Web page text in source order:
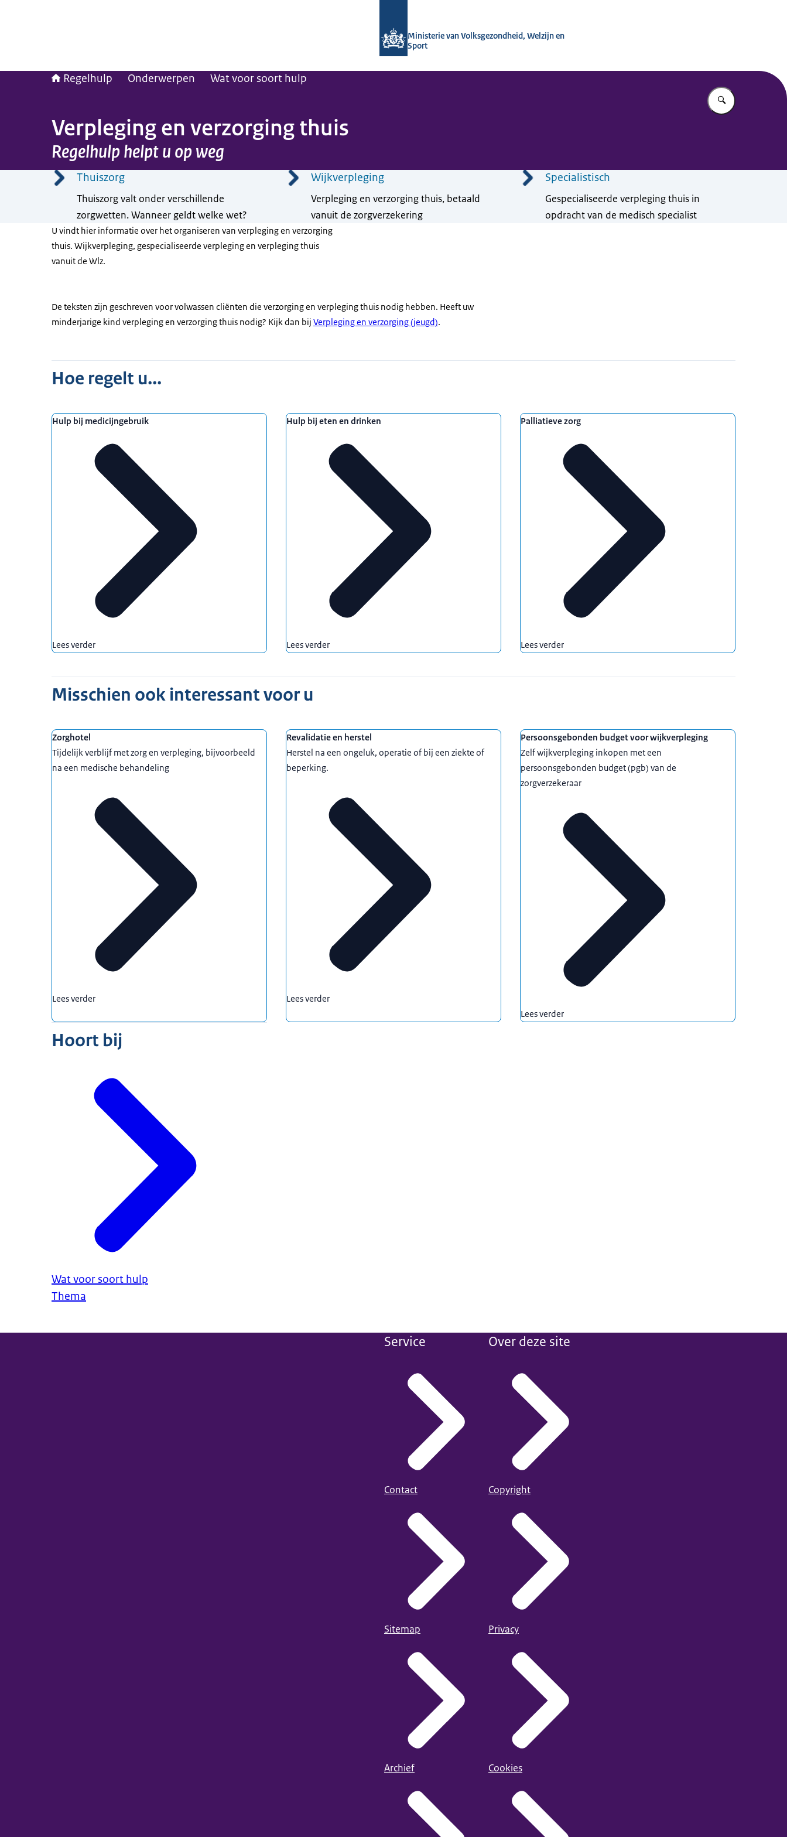
Ministerie van Volksgezondheid, Welzijn en
Sport
Regelhulp Onderwerpen Wat voor soort hulp
Vul in wat u
Verpleging en verzorging thuis
Regelhulp helpt u op weg
Thuiszorg
Thuiszorg valt onder verschillende
zorgwetten. Wanneer geldt welke wet?
Wijkverpleging
Verpleging en verzorging thuis, betaald
vanuit de zorgverzekering
Specialistisch
Gespecialiseerde verpleging thuis in
opdracht van de medisch specialist
U vindt hier informatie over het organiseren van verpleging en verzorging
thuis. Wijkverpleging, gespecialiseerde verpleging en verpleging thuis
vanuit de Wlz.
De teksten zijn geschreven voor volwassen cliënten die verzorging en verpleging thuis nodig hebben. Heeft uw
minderjarige kind verpleging en verzorging thuis nodig? Kijk dan bij Verpleging en verzorging (jeugd).
Hoe regelt u...
Hulp bij medicijngebruik
Lees verder
Hulp bij eten en drinken
Lees verder
Palliatieve zorg
Lees verder
Misschien ook interessant voor u
Zorghotel
Tijdelijk verblijf met zorg en verpleging, bijvoorbeeld
na een medische behandeling
Lees verder
Revalidatie en herstel
Herstel na een ongeluk, operatie of bij een ziekte of
beperking.
Lees verder
Persoonsgebonden budget voor wijkverpleging
Zelf wijkverpleging inkopen met een
persoonsgebonden budget (pgb) van de
zorgverzekeraar
Lees verder
Hoort bij
Wat voor soort hulp
Thema
Service
Contact
Sitemap
Archief
Over deze site
Copyright
Privacy
Cookies